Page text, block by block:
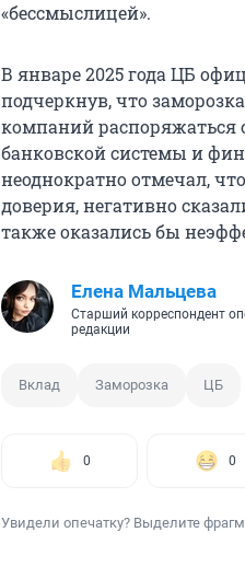
«бессмыслицей».
В январе 2025 года ЦБ
подчеркнув, что
компаний распоряжаться
банковской системы и
неоднократно отмечал,
доверия, негативно
также оказались бы
Елена Мальцева
Старший корреспондент
редакции
Вклад Заморозка ЦБ
0 0
Увидели опечатку? Выделите